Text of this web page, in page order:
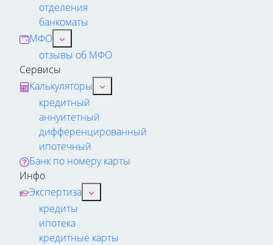
отделения
банкоматы
МФО
отзывы об МФО
Сервисы
Калькуляторы
кредитный
аннуитетный
дифференцированный
ипотечный
Банк по номеру карты
Инфо
Экспертиза
кредиты
ипотека
кредитные карты